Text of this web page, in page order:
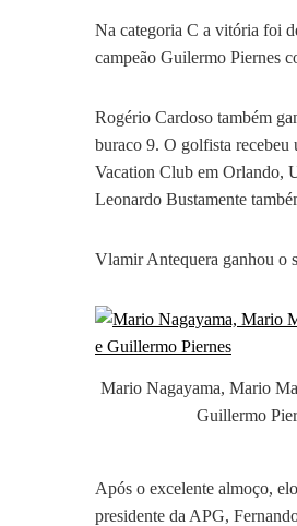
Na categoria C a vitória foi
campeão Guilermo Piernes
Rogério Cardoso também
buraco 9. O golfista recebeu
Vacation Club em Orlando,
Leonardo Bustamente
Vlamir Antequera ganhou o
Mario Nagayama, Mario
Guillermo
Após o excelente almoço,
presidente da APG,